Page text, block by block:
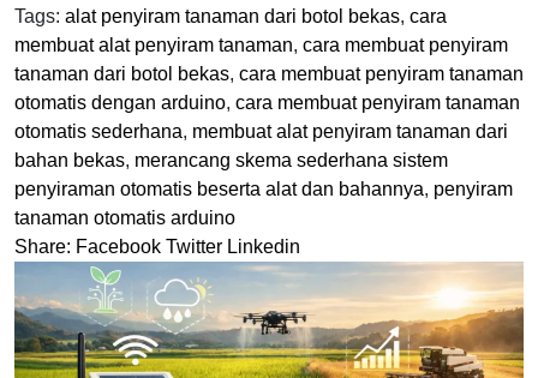
Tags: alat penyiram tanaman dari botol bekas, cara
membuat alat penyiram tanaman, cara membuat penyiram
tanaman dari botol bekas, cara membuat penyiram tanaman
otomatis dengan arduino, cara membuat penyiram tanaman
otomatis sederhana, membuat alat penyiram tanaman dari
bahan bekas, merancang skema sederhana sistem
penyiraman otomatis beserta alat dan bahannya, penyiram
tanaman otomatis arduino
Share: Facebook Twitter Linkedin